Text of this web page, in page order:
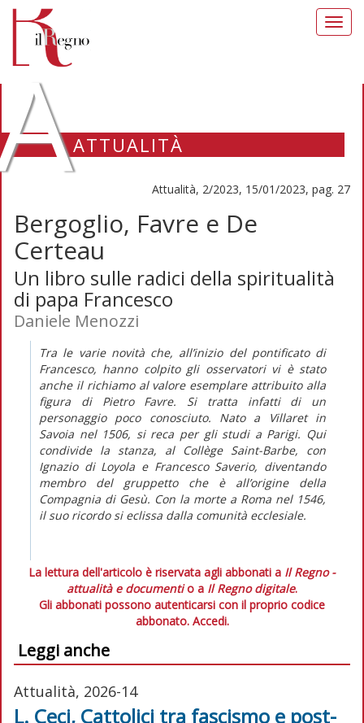
ATTUALITÀ
Attualità, 2/2023, 15/01/2023, pag. 27
Bergoglio, Favre e De
Certeau
Un libro sulle radici della spiritualità
di papa Francesco
Daniele Menozzi
Tra le varie novità che, all’inizio del pontificato di
Francesco, hanno colpito gli osservatori vi è stato
anche il richiamo al valore esemplare attribuito alla
figura di Pietro Favre. Si tratta infatti di un
personaggio poco conosciuto. Nato a Villaret in
Savoia nel 1506, si reca per gli studi a Parigi. Qui
condivide la stanza, al Collège Saint-Barbe, con
Ignazio di Loyola e Francesco Saverio, diventando
membro del gruppetto che è all’origine della
Compagnia di Gesù. Con la morte a Roma nel 1546,
il suo ricordo si eclissa dalla comunità ecclesiale.
La lettura dell'articolo è riservata agli abbonati a Il Regno -
attualità e documentio a Il Regno digitale.
Gli abbonati possono autenticarsi con il proprio codice
abbonato. Accedi.
Leggi anche
Attualità, 2026-14
L. Ceci, Cattolici tra fascismo e post-